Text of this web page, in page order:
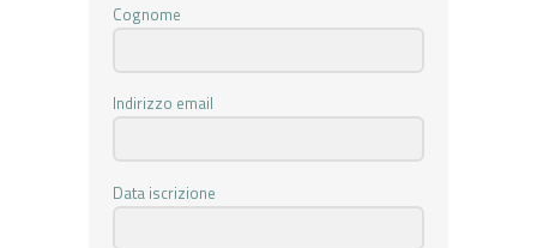
Cognome
Indirizzo email
Data iscrizione